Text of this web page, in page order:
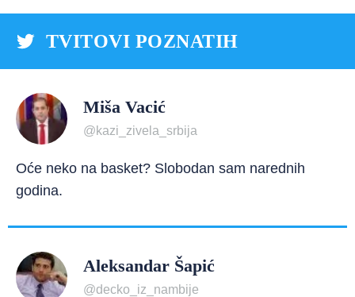
TVITOVI POZNATIH
Miša Vacić
@kazi_zivela_srbija
Oće neko na basket? Slobodan sam narednih
godina.
Aleksandar Šapić
@decko_iz_nambije